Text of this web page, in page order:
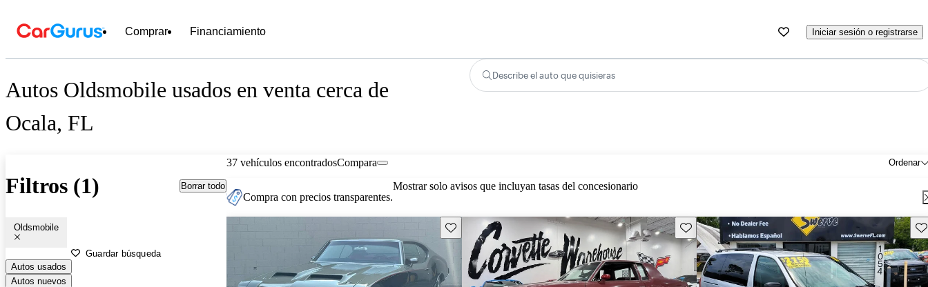
Comprar Financiamiento Iniciar sesión o registrarse
Autos Oldsmobile usados en venta cerca de
Ocala, FL
Describe el auto que quisieras
Filtros (1) Borrar todo
Oldsmobile
Guardar búsqueda
Autos usados
Autos nuevos
37 vehículos encontrados Ordenar
Compara
Compra con precios transparentes.
Mostrar solo avisos que incluyan tasas del concesionario
Guarda este Aviso Guarda este Aviso